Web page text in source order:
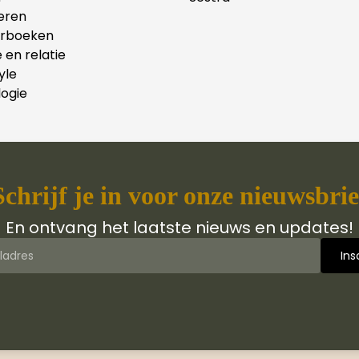
en relatie
je in voor onze
En ontvang het laatste nieuws en updates!